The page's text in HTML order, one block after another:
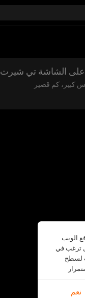
على الشاشة تي
الويب
ترغب في
لسطح
نعم